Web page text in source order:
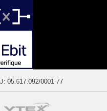
05.617.092/0001-77